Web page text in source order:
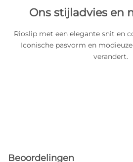
Ons stijladvies en
Rioslip met een elegante snit en
Iconische pasvorm en
verandert.
Beoordelingen